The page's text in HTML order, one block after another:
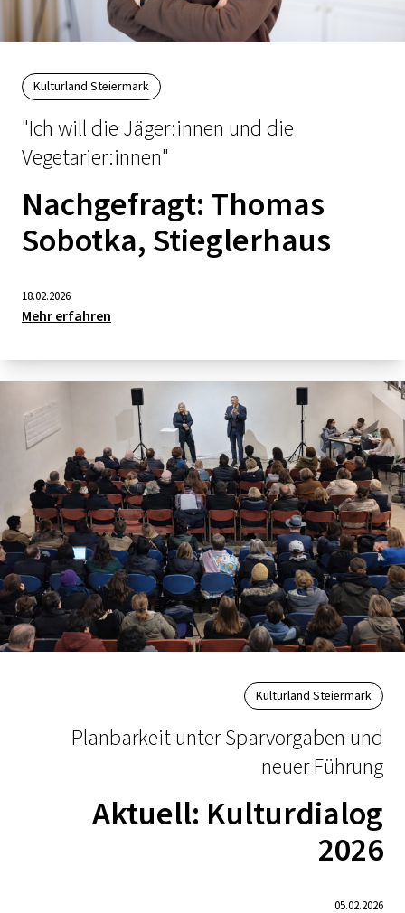
Kulturland Steiermark
"Ich will die Jäger:innen und die
Vegetarier:innen"
Nachgefragt: Thomas
Sobotka, Stieglerhaus
18.02.2026
Mehr erfahren
Kulturland Steiermark
Planbarkeit unter Sparvorgaben und
neuer Führung
Aktuell: Kulturdialog
2026
05.02.2026